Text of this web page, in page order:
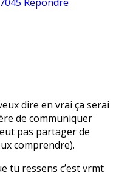
dire en vrai ça serai
de communiquer
pas partager de
comprendre).
tu ressens c’est vrmt